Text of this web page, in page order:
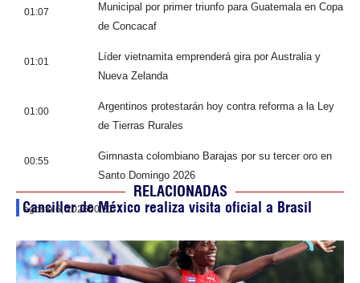
01:07
Municipal por primer triunfo para Guatemala en Copa
de Concacaf
01:01
Líder vietnamita emprenderá gira por Australia y
Nueva Zelanda
01:00
Argentinos protestarán hoy contra reforma a la Ley
de Tierras Rurales
00:55
Gimnasta colombiano Barajas por su tercer oro en
Santo Domingo 2026
RELACIONADAS
Canciller de México realiza visita oficial a Brasil
agosto 6, 202600:21